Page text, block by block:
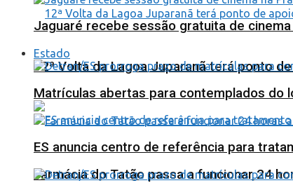
12ª Volta da Lagoa Juparanã terá ponto
Farmácia do Tatão passa a funcionar 24
Jaguaré recebe sessão gratuita de
Estado
Matrículas abertas para contemplados do
ES anuncia centro de referência para